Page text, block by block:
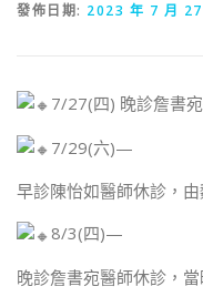
發佈日期: 2023 年 7 月 27
7/27(四) 晚診詹書
7/29(六)—
早診陳怡如醫師休診，
8/3(四)—
晚診詹書宛醫師休診，